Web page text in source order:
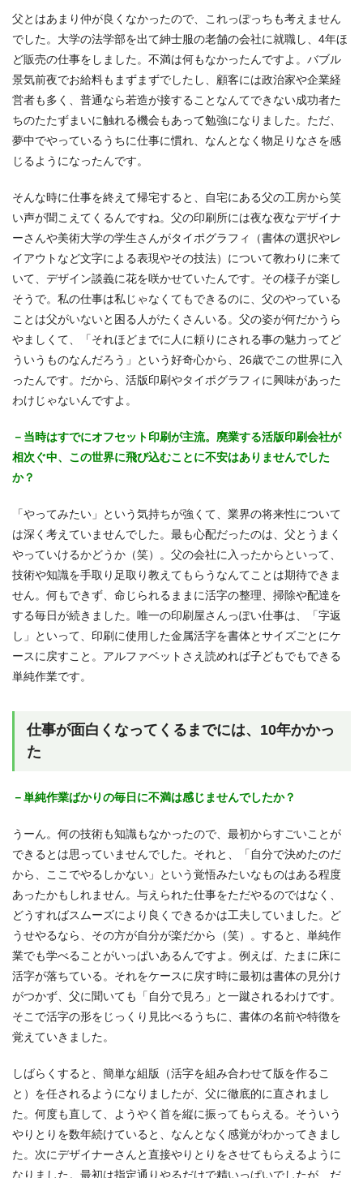
父とはあまり仲が良くなかったので、これっぽっちも考えません
でした。大学の法学部を出て紳士服の老舗の会社に就職し、4年ほ
ど販売の仕事をしました。不満は何もなかったんですよ。バブル
景気前夜でお給料もまずまずでしたし、顧客には政治家や企業経
営者も多く、普通なら若造が接することなんてできない成功者た
ちのたたずまいに触れる機会もあって勉強になりました。ただ、
夢中でやっているうちに仕事に慣れ、なんとなく物足りなさを感
じるようになったんです。
そんな時に仕事を終えて帰宅すると、自宅にある父の工房から笑
い声が聞こえてくるんですね。父の印刷所には夜な夜なデザイナ
ーさんや美術大学の学生さんがタイポグラフィ（書体の選択やレ
イアウトなど文字による表現やその技法）について教わりに来て
いて、デザイン談義に花を咲かせていたんです。その様子が楽し
そうで。私の仕事は私じゃなくてもできるのに、父のやっている
ことは父がいないと困る人がたくさんいる。父の姿が何だかうら
やましくて、「それほどまでに人に頼りにされる事の魅力ってど
ういうものなんだろう」という好奇心から、26歳でこの世界に入
ったんです。だから、活版印刷やタイポグラフィに興味があった
わけじゃないんですよ。
－当時はすでにオフセット印刷が主流。廃業する活版印刷会社が
相次ぐ中、この世界に飛び込むことに不安はありませんでした
か？
「やってみたい」という気持ちが強くて、業界の将来性について
は深く考えていませんでした。最も心配だったのは、父とうまく
やっていけるかどうか（笑）。父の会社に入ったからといって、
技術や知識を手取り足取り教えてもらうなんてことは期待できま
せん。何もできず、命じられるままに活字の整理、掃除や配達を
する毎日が続きました。唯一の印刷屋さんっぽい仕事は、「字返
し」といって、印刷に使用した金属活字を書体とサイズごとにケ
ースに戻すこと。アルファベットさえ読めれば子どもでもできる
単純作業です。
仕事が面白くなってくるまでには、10年かかっ
た
－単純作業ばかりの毎日に不満は感じませんでしたか？
うーん。何の技術も知識もなかったので、最初からすごいことが
できるとは思っていませんでした。それと、「自分で決めたのだ
から、ここでやるしかない」という覚悟みたいなものはある程度
あったかもしれません。与えられた仕事をただやるのではなく、
どうすればスムーズにより良くできるかは工夫していました。ど
うせやるなら、その方が自分が楽だから（笑）。すると、単純作
業でも学べることがいっぱいあるんですよ。例えば、たまに床に
活字が落ちている。それをケースに戻す時に最初は書体の見分け
がつかず、父に聞いても「自分で見ろ」と一蹴されるわけです。
そこで活字の形をじっくり見比べるうちに、書体の名前や特徴を
覚えていきました。
しばらくすると、簡単な組版（活字を組み合わせて版を作るこ
と）を任されるようになりましたが、父に徹底的に直されまし
た。何度も直して、ようやく首を縦に振ってもらえる。そういう
やりとりを数年続けていると、なんとなく感覚がわかってきまし
た。次にデザイナーさんと直接やりとりをさせてもらえるように
なりました。最初は指定通りやるだけで精いっぱいでしたが、だ